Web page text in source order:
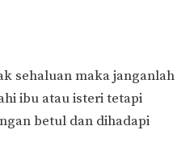
sehaluan maka janganlah
ibu atau isteri tetapi
betul dan dihadapi